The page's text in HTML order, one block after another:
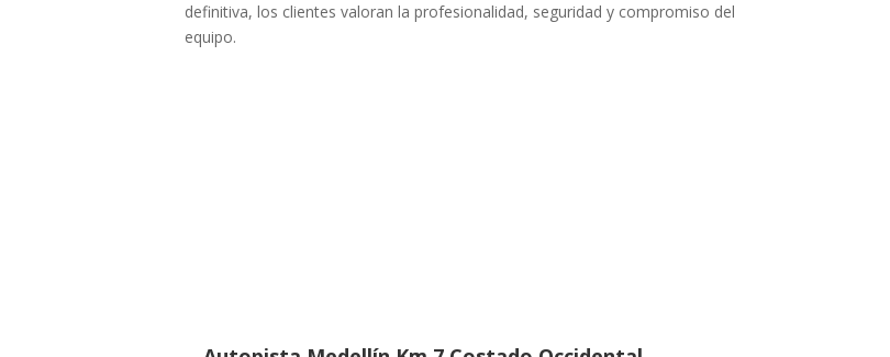
definitiva, los clientes valoran la profesionalidad, seguridad y compromiso del
equipo.